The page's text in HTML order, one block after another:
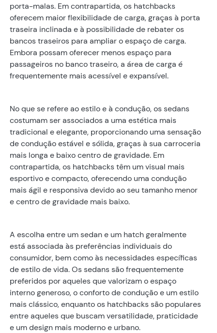
porta-malas. Em contrapartida, os hatchbacks
oferecem maior flexibilidade de carga, graças à porta
traseira inclinada e à possibilidade de rebater os
bancos traseiros para ampliar o espaço de carga.
Embora possam oferecer menos espaço para
passageiros no banco traseiro, a área de carga é
frequentemente mais acessível e expansível.
No que se refere ao estilo e à condução, os sedans
costumam ser associados a uma estética mais
tradicional e elegante, proporcionando uma sensação
de condução estável e sólida, graças à sua carroceria
mais longa e baixo centro de gravidade. Em
contrapartida, os hatchbacks têm um visual mais
esportivo e compacto, oferecendo uma condução
mais ágil e responsiva devido ao seu tamanho menor
e centro de gravidade mais baixo.
A escolha entre um sedan e um hatch geralmente
está associada às preferências individuais do
consumidor, bem como às necessidades específicas
de estilo de vida. Os sedans são frequentemente
preferidos por aqueles que valorizam o espaço
interno generoso, o conforto de condução e um estilo
mais clássico, enquanto os hatchbacks são populares
entre aqueles que buscam versatilidade, praticidade
e um design mais moderno e urbano.